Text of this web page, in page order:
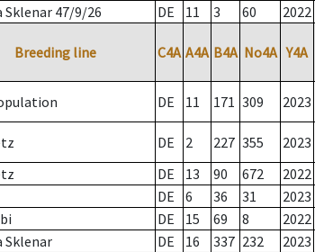
Sklenar 47/9/26 DE 11 3 60 2022
Breeding line C4A A4A B4A No4A Y4A
DE 11 171 309 2023
DE 2 227 355 2023
DE 13 90 672 2022
DE 6 36 31 2023
DE 15 69 8 2022
Sklenar DE 16 337 232 2023